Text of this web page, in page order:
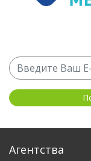
Агентства